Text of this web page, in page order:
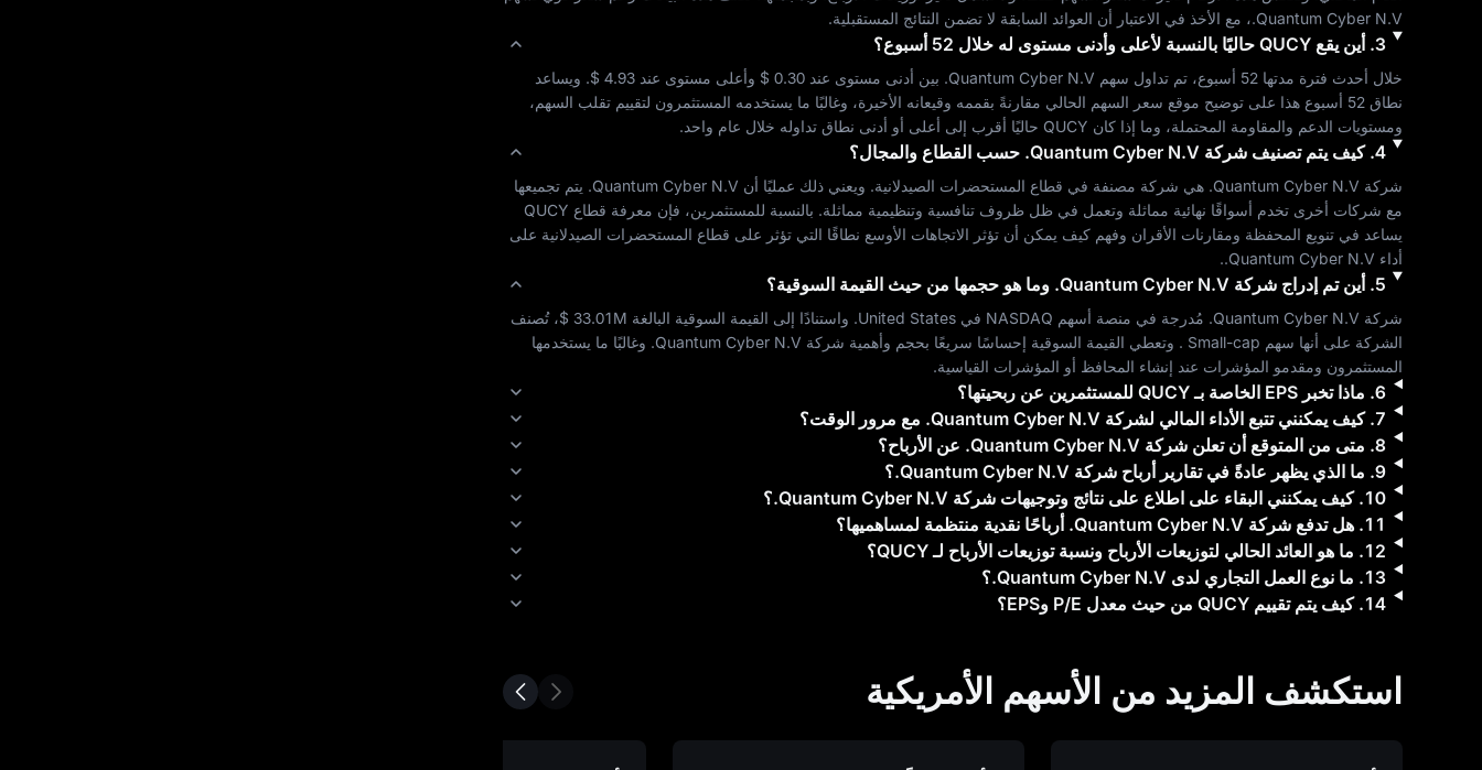
Quantum Cyber N.V. ، مع الأخذ في الاعتبار أن العوائد السابقة لا تضمن النتائج المستقبلية.
3
. أين يقع QUCYحاليًا بالنسبة لأعلى وأدنى مستوى له خلال 52 أسبوع؟
خلال أحدث فترة مدتها 52 أسبوع، تم تداول سهم Quantum Cyber N.V. بين أدنى مستوى عند $ 0.30 وأعلى مستوى عند $ 4.93
ومستويات الدعم والمقاومة المحتملة، وما إذا كان QUCY حاليًا أقرب إلى أعلى أو أدنى نطاق تداوله خلال عام واحد.
4
. كيف يتم تصنيف شركة Quantum Cyber N.V. حسب القطاع والمجال؟
شركة Quantum Cyber N.V. هي شركة مصنفة في قطاع المستحضرات الصيدلانية. ويعني ذلك عمليًا أن Quantum Cyber N.V.
مع شركات أخرى تخدم أسواقًا نهائية مماثلة وتعمل في ظل ظروف تنافسية وتنظيمية مماثلة. بالنسبة للمستثمرين، فإن معرفة قطاع QUCY
يساعد في تنويع المحفظة ومقارنات الأقران وفهم كيف يمكن أن تؤثر الاتجاهات الأوسع نطاقًا التي تؤثر على قطاع المستحضرات الصيدلانية
أداء Quantum Cyber N.V.
.
5
. أين تم إدراج شركة Quantum Cyber N.V. وما هو حجمها من حيث القيمة السوقية؟
شركة Quantum Cyber N.V. مُدرجة في منصة أسهم NASDAQ في United States. واستنادًا إلى القيمة السوقية البالغة $ 33.01M
الشركة على أنها سهم Small-cap . وتعطي القيمة السوقية إحساسًا سريعًا بحجم وأهمية شركة Quantum Cyber N.V.
المستثمرون ومقدمو المؤشرات عند إنشاء المحافظ أو المؤشرات القياسية.
6
. ماذا تخبر EPS الخاصة بـ QUCYللمستثمرين عن ربحيتها؟
7
. كيف يمكنني تتبع الأداء المالي لشركة Quantum Cyber N.V. مع مرور الوقت؟
8
. متى من المتوقع أن تعلن شركة Quantum Cyber N.V. عن الأرباح؟
9
. ما الذي يظهر عادةً في تقارير أرباح شركة Quantum Cyber N.V. ؟
10
. كيف يمكنني البقاء على اطلاع على نتائج وتوجيهات شركة Quantum Cyber N.V. ؟
11
. هل تدفع شركة Quantum Cyber N.V. أرباحًا نقدية منتظمة لمساهميها؟
12
. ما هو العائد الحالي لتوزيعات الأرباح ونسبة توزيعات الأرباح لـQUCY؟
13
. ما نوع العمل التجاري لدى Quantum Cyber N.V. ؟
14
. كيف يتم تقييم QUCYمن حيث معدل P/E وEPS؟
استكشف المزيد من الأسهم الأمريكية